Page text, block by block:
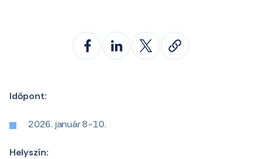
Időpont:
2026. január 8-10.
Helyszín: